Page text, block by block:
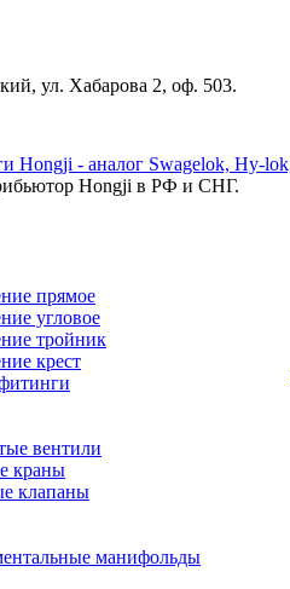
ул. Хабарова 2, оф. 503.
Hongji в РФ и СНГ.
прямое
угловое
тройник
крест
вентили
краны
клапаны
манифольды